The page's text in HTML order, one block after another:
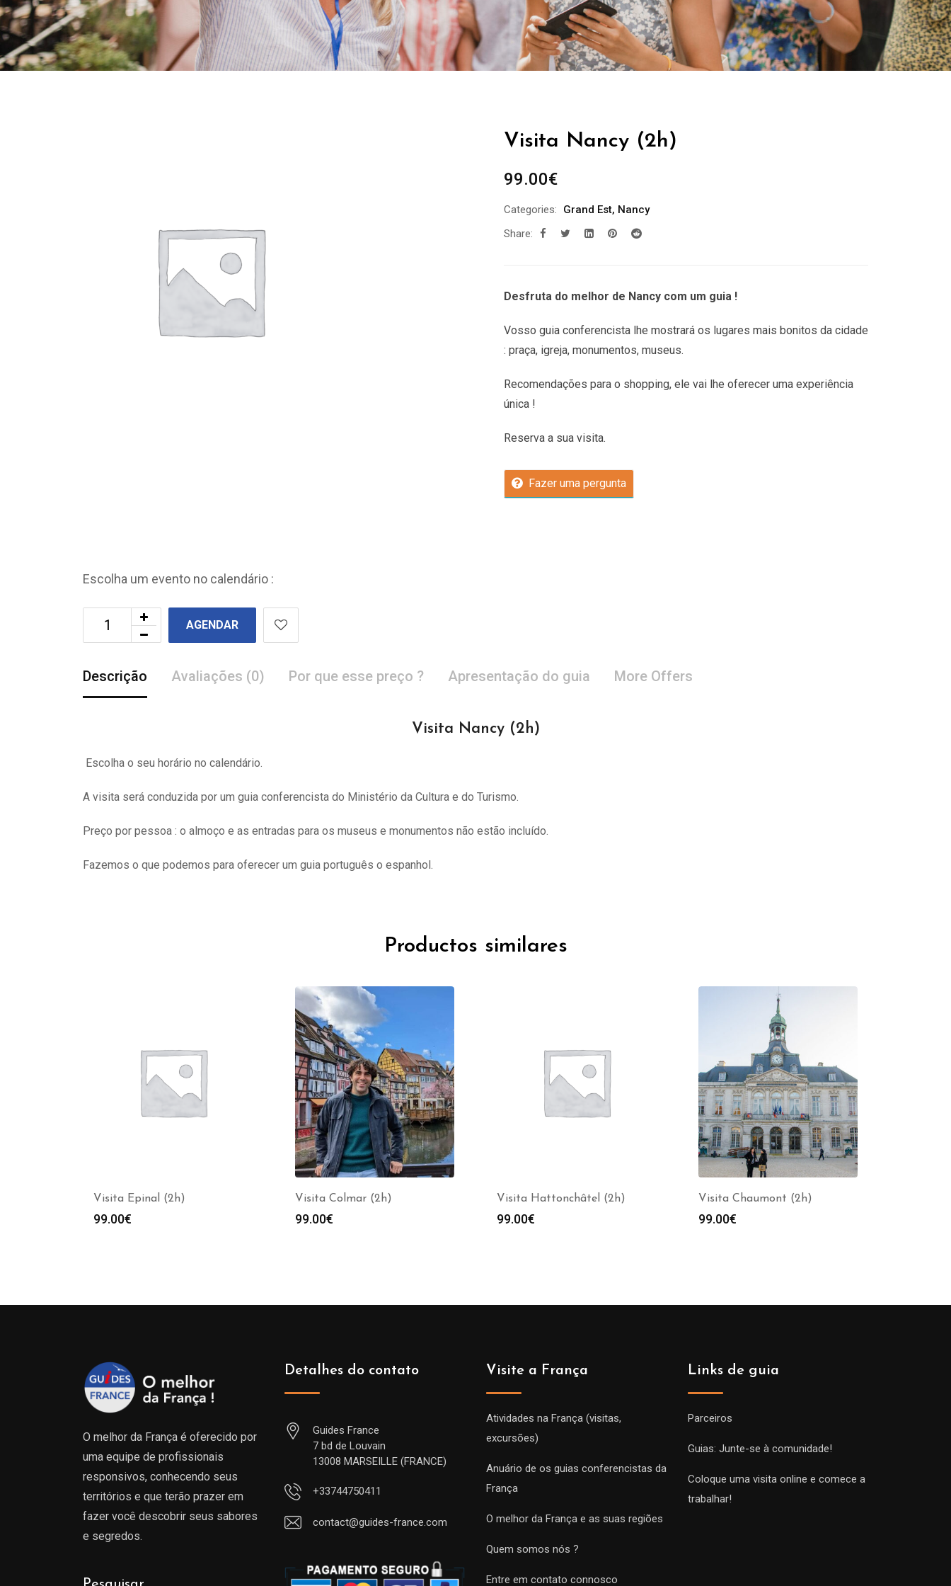
Visita Nancy (2h)
99.00€
Categories: Grand Est, Nancy
Share:
Desfruta do melhor de Nancy com um guia !
Vosso guia conferencista lhe mostrará os lugares mais bonitos da cidade
: praça, igreja, monumentos, museus.
Recomendações para o shopping, ele vai lhe oferecer uma experiência
única !
Reserva a sua visita.
Fazer uma pergunta
Escolha um evento no calendário :
AGENDAR
Descrição Avaliações (0) Por que esse preço ? Apresentação do guia More Offers
Visita Nancy (2h)
Escolha o seu horário no calendário.
A visita será conduzida por um guia conferencista do Ministério da Cultura e do Turismo.
Preço por pessoa : o almoço e as entradas para os museus e monumentos não estão incluído.
Fazemos o que podemos para oferecer um guia português o espanhol.
Productos similares
Visita Epinal (2h)
99.00€
Visita Colmar (2h)
99.00€
Visita Hattonchâtel (2h)
99.00€
Visita Chaumont (2h)
99.00€
O melhor da França é oferecido por
uma equipe de profissionais
responsivos, conhecendo seus
territórios e que terão prazer em
fazer você descobrir seus sabores
e segredos.
Detalhes do contato
Guides France
7 bd de Louvain
13008 MARSEILLE (FRANCE)
+33744750411
contact@guides-france.com
Visite a França
Atividades na França (visitas,
excursões)
Anuário de os guias conferencistas da
França
O melhor da França e as suas regiões
Quem somos nós ?
Entre em contato connosco
Links de guia
Parceiros
Guias: Junte-se à comunidade!
Coloque uma visita online e comece a
trabalhar!